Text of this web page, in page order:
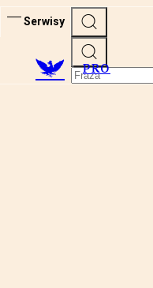
Serwisy
PRO